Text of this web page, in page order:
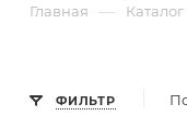
Главная — Каталог
ФИЛЬТР